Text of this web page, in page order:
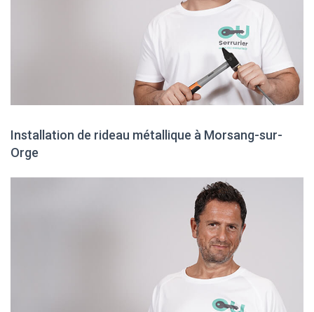
Installation de rideau métallique à Morsang-sur-
Orge